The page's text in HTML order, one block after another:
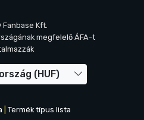
Kft.
megfelelő ÁFA-t
(HUF)
Termék típus lista